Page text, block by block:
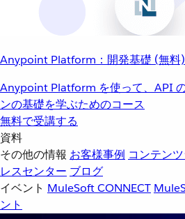
Anypoint Platform：開発基礎 (無料)
Anypoint Platform を使って、API
ンの基礎を学ぶためのコース
無料で受講する
資料
その他の情報 お客様事例 コンテン
レスセンター ブログ
イベント MuleSoft CONNECT
ント